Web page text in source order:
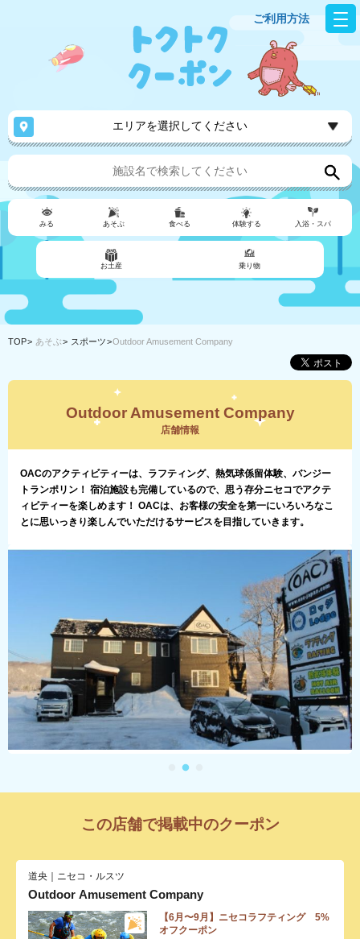
ご利用方法
エリアを選択してください
みる あそぶ 食べる 体験する 入浴・スパ
お土産 乗り物
TOP あそぶ スポーツ Outdoor Amusement Company
Outdoor Amusement Company
店舗情報
OACのアクティビティーは、ラフティング、熱気球係留体験、バンジー
トランポリン！ 宿泊施設も完備しているので、思う存分ニセコでアクテ
ィビティーを楽しめます！ OACは、お客様の安全を第一にいろいろなこ
とに思いっきり楽しんでいただけるサービスを目指していきます。
この店舗で掲載中のクーポン
道央｜ニセコ・ルスツ
Outdoor Amusement Company
【6月〜9月】ニセコラフティング 5%
オフクーポン